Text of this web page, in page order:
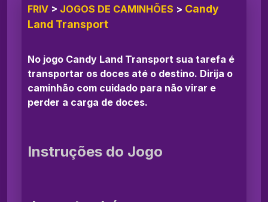
FRIV > JOGOS DE CAMINHÕES > Candy
Land Transport
No jogo Candy Land Transport sua tarefa é
transportar os doces até o destino. Dirija o
caminhão com cuidado para não virar e
perder a carga de doces.
Instruções do Jogo